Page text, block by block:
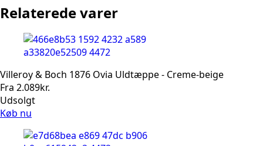
Relaterede varer
Villeroy & Boch 1876 Ovia Uldtæppe - Creme-beige
Fra 2.089kr.
Udsolgt
Køb nu